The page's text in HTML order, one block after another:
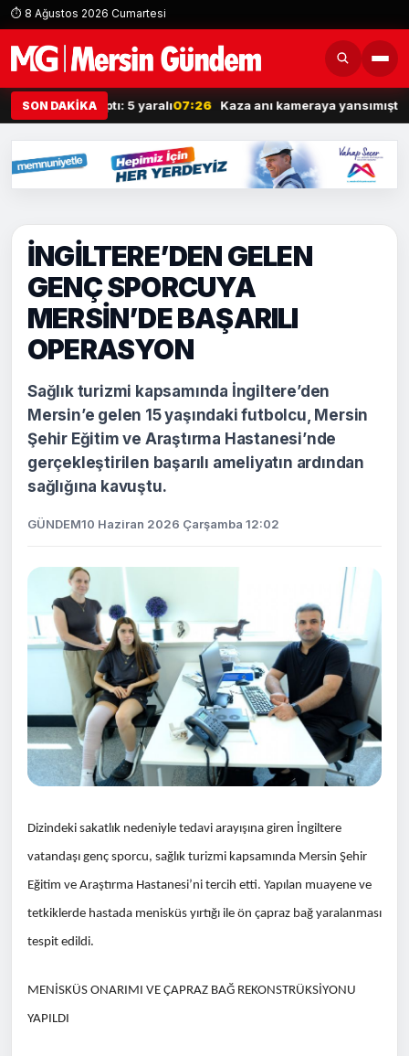
⏱ 8 Ağustos 2026 Cumartesi
SON DAKİKA
çarptı: 5 yaralı07:26 Kaza anı kameraya yansımıştı:
İNGİLTERE’DEN GELEN
GENÇ SPORCUYA
MERSİN’DE BAŞARILI
OPERASYON
Sağlık turizmi kapsamında İngiltere’den
Mersin’e gelen 15 yaşındaki futbolcu, Mersin
Şehir Eğitim ve Araştırma Hastanesi’nde
gerçekleştirilen başarılı ameliyatın ardından
sağlığına kavuştu.
GÜNDEM10 Haziran 2026 Çarşamba 12:02
Dizindeki sakatlık nedeniyle tedavi arayışına giren İngiltere
vatandaşı genç sporcu, sağlık turizmi kapsamında Mersin Şehir
Eğitim ve Araştırma Hastanesi’ni tercih etti. Yapılan muayene ve
tetkiklerde hastada menisküs yırtığı ile ön çapraz bağ yaralanması
tespit edildi.
MENİSKÜS ONARIMI VE ÇAPRAZ BAĞ REKONSTRÜKSİYONU
YAPILDI